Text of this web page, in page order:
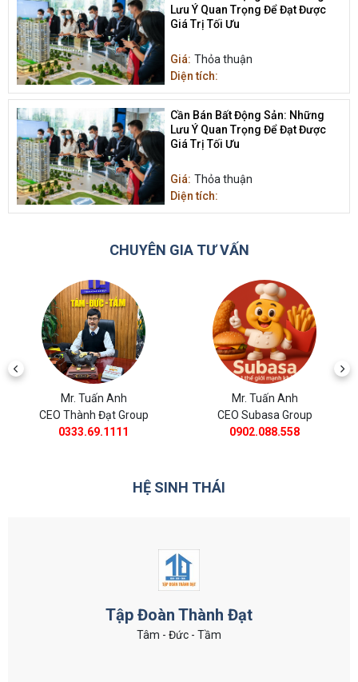
Lưu Ý Quan Trọng Để Đạt Được
Giá Trị Tối Ưu
Giá: Thỏa thuận
Diện tích:
Cần Bán Bất Động Sản: Những
Lưu Ý Quan Trọng Để Đạt Được
Giá Trị Tối Ưu
Giá: Thỏa thuận
Diện tích:
CHUYÊN GIA TƯ VẤN
Group
CEO Subasa Group
CEO BĐS
HỆ SINH THÁI
Tập Đoàn Thành Đạt
Tâm - Đức - Tầm